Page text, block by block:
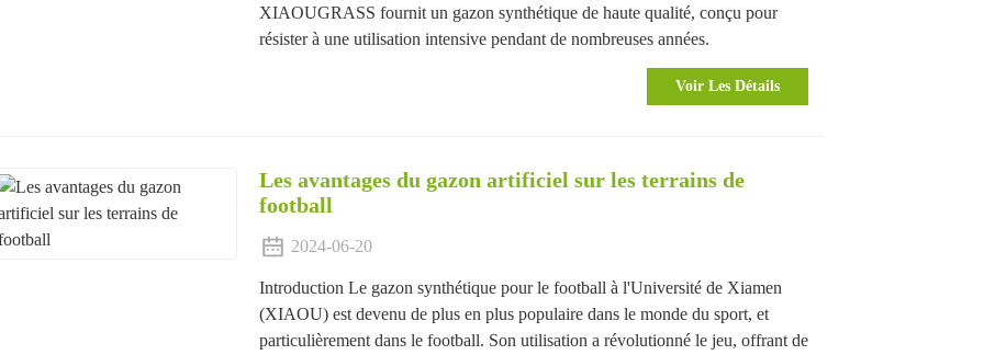
XIAOUGRASS fournit un gazon synthétique de haute qualité, conçu pour
résister à une utilisation intensive pendant de nombreuses années.
Voir Les Détails
Les avantages du gazon artificiel sur les terrains de
football
2024-06-20
Introduction Le gazon synthétique pour le football à l'Université de Xiamen
(XIAOU) est devenu de plus en plus populaire dans le monde du sport, et
particulièrement dans le football. Son utilisation a révolutionné le jeu, offrant de